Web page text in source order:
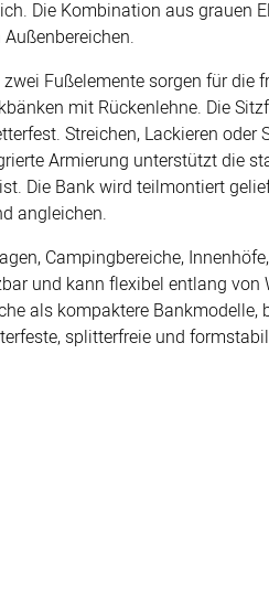
Die Kombination aus grauen
Fußelemente sorgen für die
mit Rückenlehne. Die
Streichen, Lackieren oder
Armierung unterstützt die
Die Bank wird teilmontiert
angleichen.
Campingbereiche,
und kann flexibel entlang von
als kompaktere Bankmodelle,
splitterfreie und